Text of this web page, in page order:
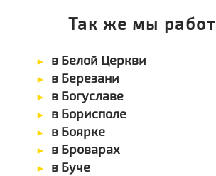
Так же мы
в Белой Церкви
в Березани
в Богуславе
в Борисполе
в Боярке
в Броварах
в Буче